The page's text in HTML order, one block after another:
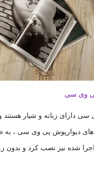
وی سی
دارای زبانه و شیار هستند
های دیوارپوش پی وی سی ، به
شده نیز نصب کرد و